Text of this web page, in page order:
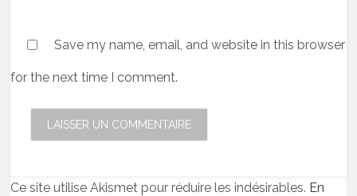
Save my name, email, and website in this browser
for the next time I comment.
Ce site utilise Akismet pour réduire les indésirables. En